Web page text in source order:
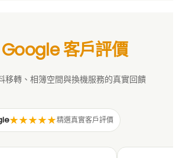
客戶評價
移轉、相簿空間與換機服務的真實回饋
★★★★★精選真實客戶評價